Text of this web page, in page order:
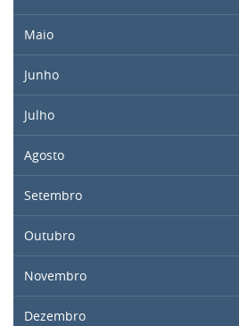
Maio
Junho
Julho
Agosto
Setembro
Outubro
Novembro
Dezembro